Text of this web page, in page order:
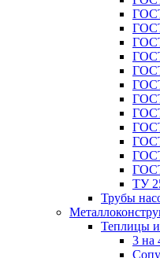
ТУ
Трубы
Теплицы
3 на